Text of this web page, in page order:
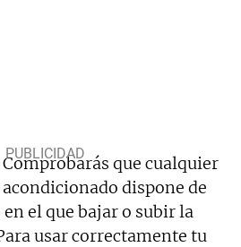
Comprobarás que cualquier
dispone de
el que bajar o subir la
usar correctamente tu